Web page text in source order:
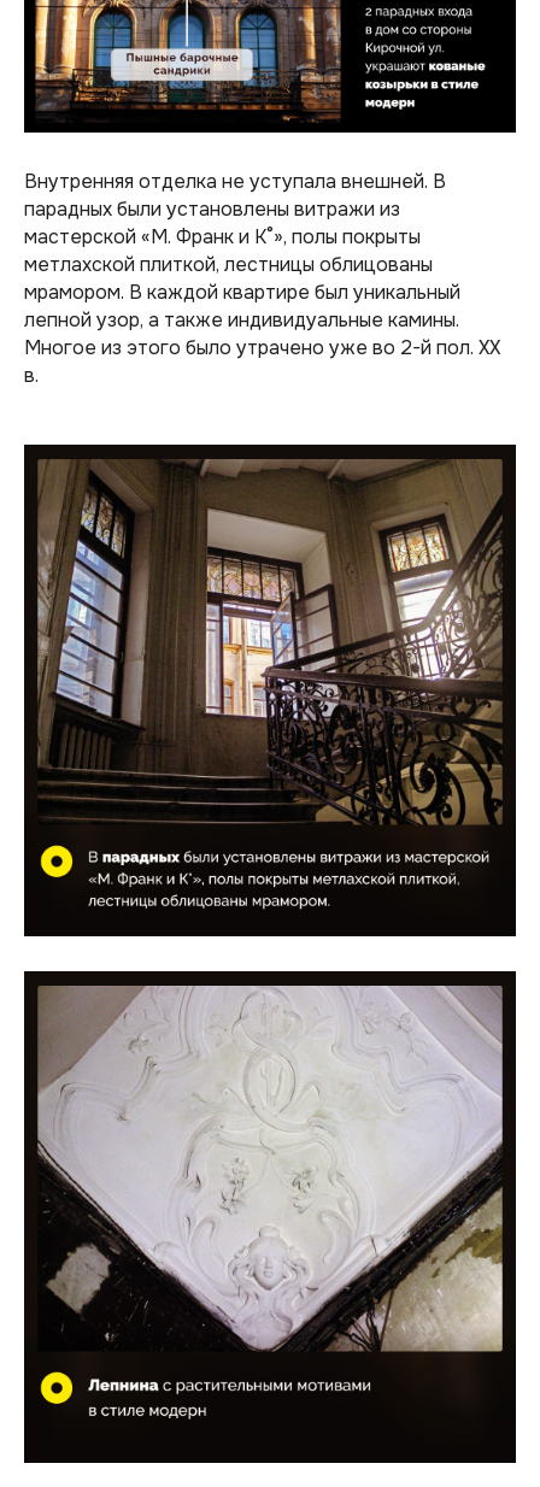
Внутренняя отделка не уступала внешней. В
парадных были установлены витражи из
мастерской «М. Франк и К°», полы покрыты
метлахской плиткой, лестницы облицованы
мрамором. В каждой квартире был уникальный
лепной узор, а также индивидуальные камины.
Многое из этого было утрачено уже во 2-й пол. XX
в.